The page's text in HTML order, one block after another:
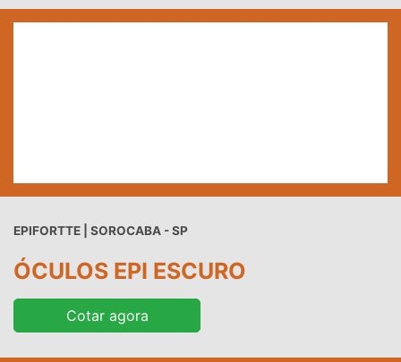
EPIFORTTE | SOROCABA - SP
ÓCULOS EPI ESCURO
Cotar agora